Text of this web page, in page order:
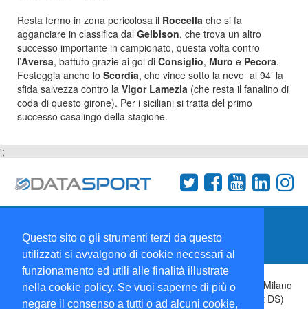
Questo sito o gli strumenti terzi da questo
utilizzati si avvalgono di cookie necessari al
funzionamento ed utili alle finalità illustrate
nella cookie policy. Se vuoi saperne di più o
negare il consenso a tutti o ad alcuni cookie,
Resta fermo in zona pericolosa il Roccella che si fa
agganciare in classifica dal Gelbison, che trova un altro
successo importante in campionato, questa volta contro
l’Aversa, battuto grazie ai gol di Consiglio, Muro e Pecora.
Festeggia anche lo Scordia, che vince sotto la neve al 94’ la
sfida salvezza contro la Vigor Lamezia (che resta il fanalino di
coda di questo girone). Per i siciliani si tratta del primo
successo casalingo della stagione.
';
Collabora con noi
Copyright 1995-2026 © Wise Srl Via Palmanova 8 20132 Milano
Italia - P. IVA 09072090963 | ISSN: 2499-2925 (DataSport DS)